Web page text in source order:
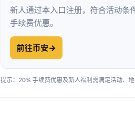
新人通过本入口注册，符合活动条
手续费优惠。
前往币安→
提示：20% 手续费优惠及新人福利需满足活动、